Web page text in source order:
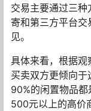
交易主要通过三
寄和第三方平台
见。
具体来看，根据观
买卖双方更倾向
90%的闲置物品
500元以上的高价